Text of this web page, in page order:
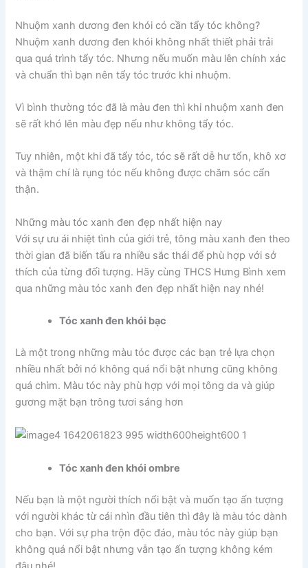
Nhuộm xanh dương đen khói có cần tẩy tóc không?
Nhuộm xanh dương đen khói không nhất thiết phải trải
qua quá trình tẩy tóc. Nhưng nếu muốn màu lên chính xác
và chuẩn thì bạn nên tẩy tóc trước khi nhuộm.
Vì bình thường tóc đã là màu đen thì khi nhuộm xanh đen
sẽ rất khó lên màu đẹp nếu như không tẩy tóc.
Tuy nhiên, một khi đã tẩy tóc, tóc sẽ rất dễ hư tổn, khô xơ
và thậm chí là rụng tóc nếu không được chăm sóc cẩn
thận.
Những màu tóc xanh đen đẹp nhất hiện nay
Với sự ưu ái nhiệt tình của giới trẻ, tông màu xanh đen theo
thời gian đã biến tấu ra nhiều sắc thái để phù hợp với sở
thích của từng đối tượng. Hãy cùng THCS Hưng Bình xem
qua những màu tóc xanh đen đẹp nhất hiện nay nhé!
Tóc xanh đen khói bạc
Là một trong những màu tóc được các bạn trẻ lựa chọn
nhiều nhất bởi nó không quá nổi bật nhưng cũng không
quá chìm. Màu tóc này phù hợp với mọi tông da và giúp
gương mặt bạn trông tươi sáng hơn
Tóc xanh đen khói ombre
Nếu bạn là một người thích nổi bật và muốn tạo ấn tượng
với người khác từ cái nhìn đầu tiên thì đây là màu tóc dành
cho bạn. Với sự pha trộn độc đáo, màu tóc này giúp bạn
không quá nổi bật nhưng vẫn tạo ấn tượng không kém